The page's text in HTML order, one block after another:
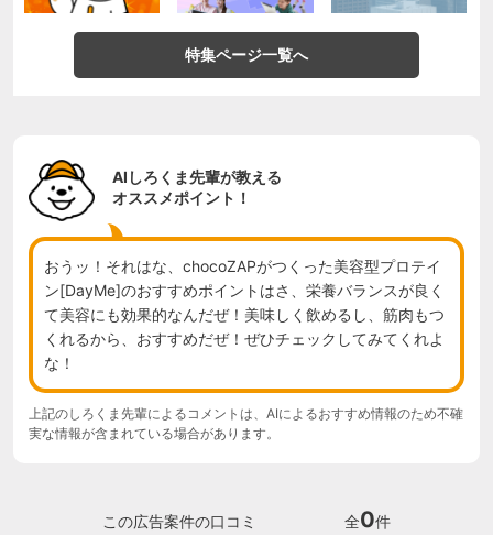
特集ページ一覧へ
AIしろくま先輩が教える
オススメポイント！
おうッ！それはな、chocoZAPがつくった美容型プロテイ
ン[DayMe]のおすすめポイントはさ、栄養バランスが良く
て美容にも効果的なんだぜ！美味しく飲めるし、筋肉もつ
くれるから、おすすめだぜ！ぜひチェックしてみてくれよ
な！
上記のしろくま先輩によるコメントは、AIによるおすすめ情報のため不確
実な情報が含まれている場合があります。
この広告案件の口コミ 全0件